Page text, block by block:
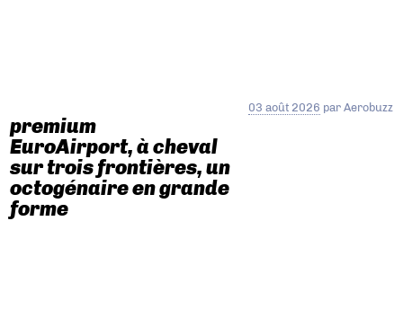
premium
EuroAirport, à cheval
sur trois frontières, un
octogénaire en grande
forme
03 août 2026 par Aerobuzz